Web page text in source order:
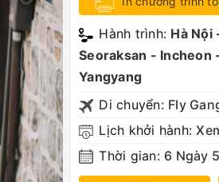
Hành trình: Hà Nội
Seoraksan - Incheon
Yangyang
Di chuyển: Fly
Lịch khởi hành:
Thời gian: 6 Ngày